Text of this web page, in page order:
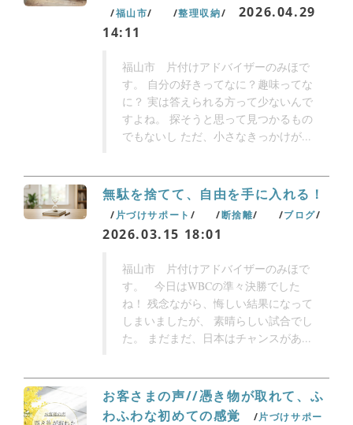
福山市
整理収納
2026.04.29
14:11
福山市 片付けアドバイザーのみほで
す。 自分の好きってなに？趣味ってな
に？ 実は答えられる方って少ないんで
すよね。 探そうと思って見つかるもの
でもないし ただ、小さなきっかけが...
無駄を捨てて、自由を手に入れる！
片づけサポート 断捨離 ブログ
2026.03.15 18:01
福山市 片付けアドバイザーのみほで
す。 今日はWBCの準々決勝でした
ね！ 残念ながら、悔しい結果になって
しまいましたが、 素晴らしい試合でし
た。 まだまだ、日本はチャンスがあ...
お客さまの声//憑き物が取れて、ふ
わふわな初めての感覚
片づけサポー